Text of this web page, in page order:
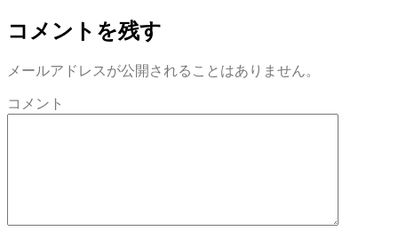
コメントを残す
メールアドレスが公開されることはありません。
コメント